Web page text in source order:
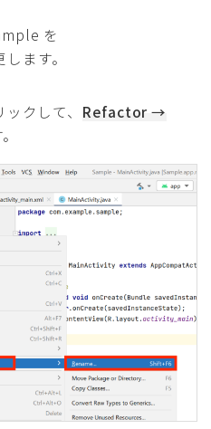
を
ます。
クして、 Refactor →